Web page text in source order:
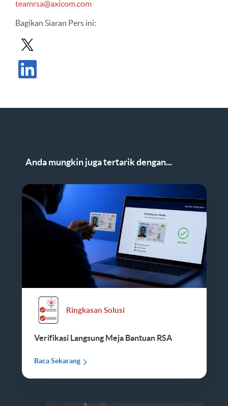
teamrsa@axicom.com
Bagikan Siaran Pers ini:
Bagikan Siaran Pers di X
Anda mungkin juga tertarik dengan...
Ringkasan Solusi
Verifikasi Langsung Meja Bantuan RSA
Baca Sekarang